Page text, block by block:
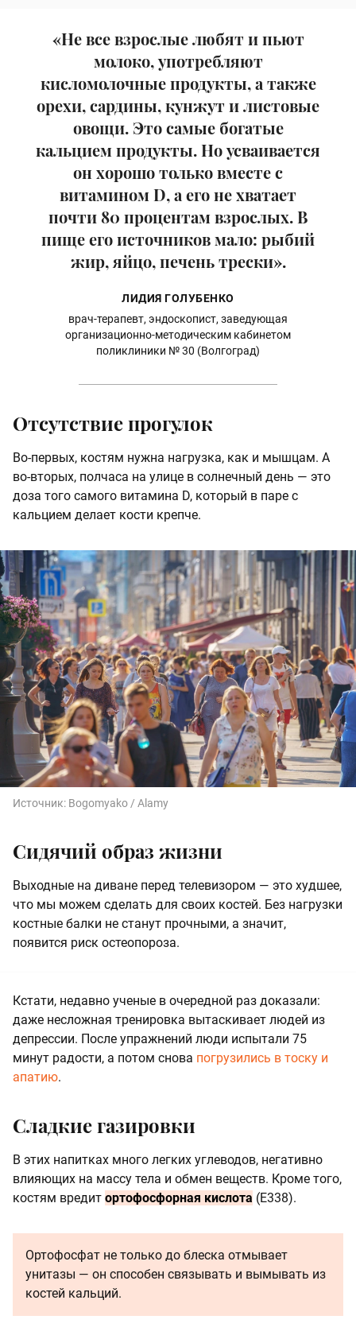
«Не все взрослые любят и пьют
молоко, употребляют
кисломолочные продукты, а также
орехи, сардины, кунжут и листовые
овощи. Это самые богатые
кальцием продукты. Но усваивается
он хорошо только вместе с
витамином D, а его не хватает
почти 80 процентам взрослых. В
пище его источников мало: рыбий
жир, яйцо, печень трески».
ЛИДИЯ ГОЛУБЕНКО
врач-терапевт, эндоскопист, заведующая
организационно-методическим кабинетом
поликлиники № 30 (Волгоград)
Отсутствие прогулок
Во-первых, костям нужна нагрузка, как и мышцам. А
во-вторых, полчаса на улице в солнечный день — это
доза того самого витамина D, который в паре с
кальцием делает кости крепче.
Источник: Bogomyako / Alamy
Сидячий образ жизни
Выходные на диване перед телевизором — это худшее,
что мы можем сделать для своих костей. Без нагрузки
костные балки не станут прочными, а значит,
появится риск остеопороза.
Кстати, недавно ученые в очередной раз доказали:
даже несложная тренировка вытаскивает людей из
депрессии. После упражнений люди испытали 75
минут радости, а потом снова погрузились в тоску и
апатию.
Сладкие газировки
В этих напитках много легких углеводов, негативно
влияющих на массу тела и обмен веществ. Кроме того,
костям вредит ортофосфорная кислота (Е338).
Ортофосфат не только до блеска отмывает
унитазы — он способен связывать и вымывать из
костей кальций.